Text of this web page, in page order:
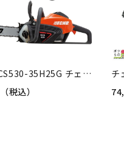
エコー BCS530-35H25G チェーンソー やまびこ エコー 充電式 バッテリー 50V ECHO リアハンドル ハードノーズバー 25AP 2.9kg バッテリー充電器付 ガイドバー350mm
税込）